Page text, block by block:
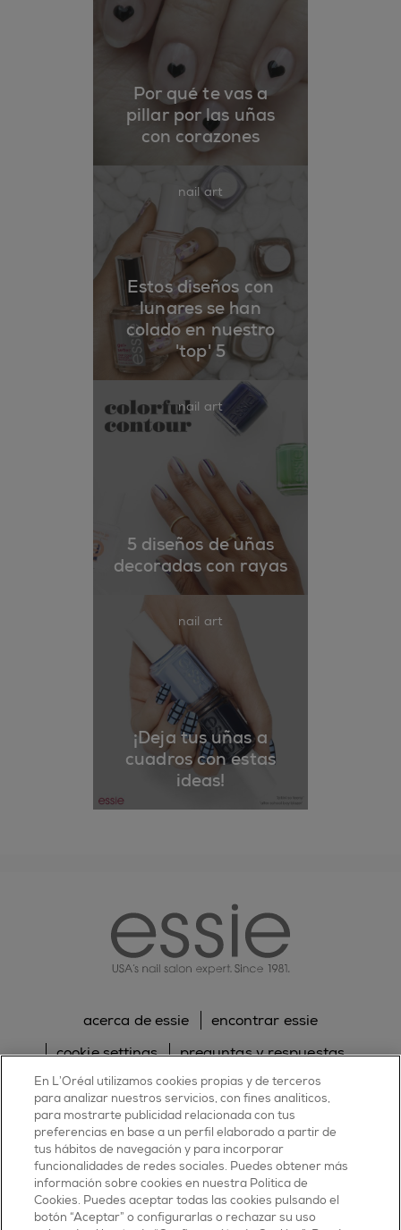
Por qué te vas a
pillar por las uñas
con corazones
nail art
Estos diseños con
lunares se han
colado en nuestro
'top' 5
nail art
5 diseños de uñas
decoradas con rayas
nail art
¡Deja tus uñas a
cuadros con estas
ideas!
acerca de essie
encontrar essie
cookie settings
preguntas y respuestas
sitemap
contacta con nosotros
política de cookies
política de privacidad
facebooktwitterpinterestyoutube
En L’Oréal utilizamos cookies propias y de terceros
para analizar nuestros servicios, con fines analíticos,
para mostrarte publicidad relacionada con tus
preferencias en base a un perfil elaborado a partir de
tus hábitos de navegación y para incorporar
funcionalidades de redes sociales. Puedes obtener más
información sobre cookies en nuestra Política de
Cookies. Puedes aceptar todas las cookies pulsando el
botón “Aceptar” o configurarlas o rechazar su uso